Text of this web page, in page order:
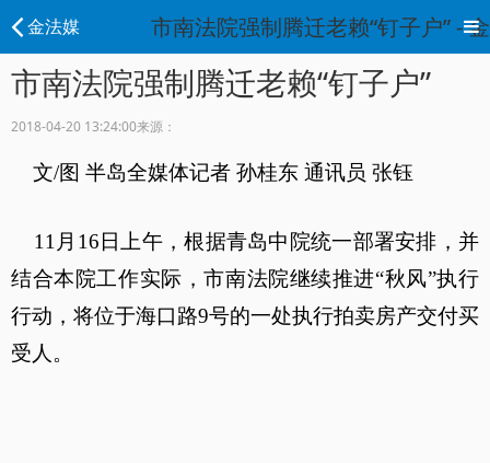
市南法院强制腾迁老赖“钉子户” -
金法媒
市南法院强制腾迁老赖“钉子户”
2018-04-20 13:24:00来源：
文/图 半岛全媒体记者 孙桂东 通讯员 张钰
11月16日上午，根据青岛中院统一部署安排，并
结合本院工作实际，市南法院继续推进“秋风”执行
行动，将位于海口路9号的一处执行拍卖房产交付买
受人。